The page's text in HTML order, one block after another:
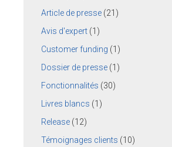
SUIVEZ-NOUS
REJOIGNEZ-NOUS
NOS VIDÉOS SUR
Article de presse (21)
Avis d'expert (1)
Customer funding (1)
Dossier de presse (1)
Fonctionnalités (30)
Livres blancs (1)
Release (12)
Témoignages clients (10)